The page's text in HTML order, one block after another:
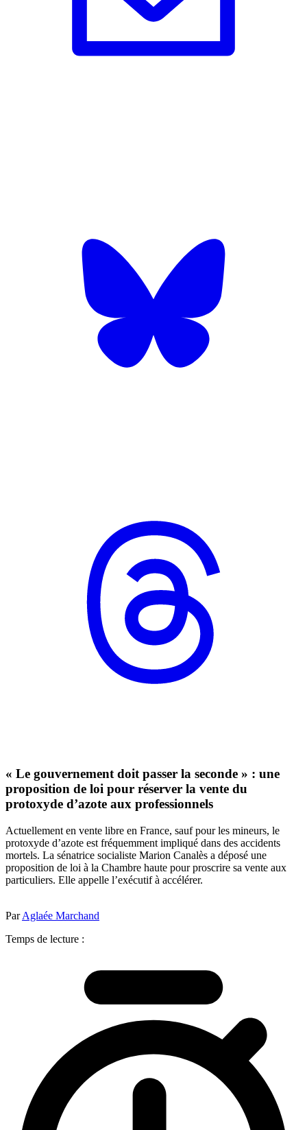
« Le gouvernement doit passer la seconde » : une
proposition de loi pour réserver la vente du
protoxyde d’azote aux professionnels
Actuellement en vente libre en France, sauf pour les mineurs, le
protoxyde d’azote est fréquemment impliqué dans des accidents
mortels. La sénatrice socialiste Marion Canalès a déposé une
proposition de loi à la Chambre haute pour proscrire sa vente aux
particuliers. Elle appelle l’exécutif à accélérer.
ParAglaée Marchand
Temps de lecture :